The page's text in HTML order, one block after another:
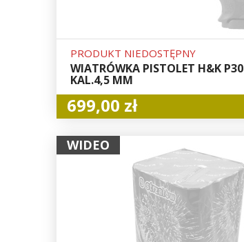
PRODUKT NIEDOSTĘPNY
WIATRÓWKA PISTOLET H&K P30
KAL.4,5 MM
699,00 zł
WIDEO